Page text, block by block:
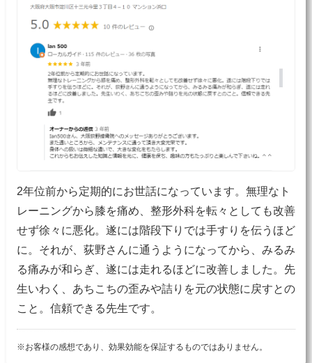
2年位前から定期的にお世話になっています。無理なト
レーニングから膝を痛め、整形外科を転々としても改善
せず徐々に悪化。遂には階段下りでは手すりを伝うほど
に。それが、荻野さんに通うようになってから、みるみ
る痛みが和らぎ、遂には走れるほどに改善しました。先
生いわく、あちこちの歪みや詰りを元の状態に戻すとの
こと。信頼できる先生です。
※お客様の感想であり、効果効能を保証するものではありません。